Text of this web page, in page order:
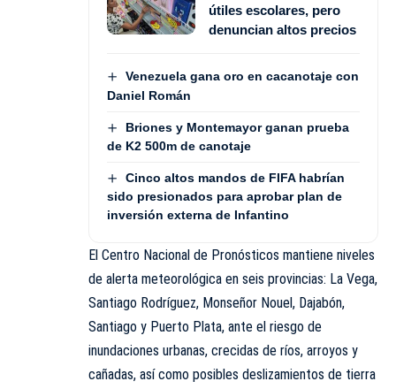
útiles escolares, pero
denuncian altos precios
Venezuela gana oro en cacanotaje con
Daniel Román
Briones y Montemayor ganan prueba
de K2 500m de canotaje
Cinco altos mandos de FIFA habrían
sido presionados para aprobar plan de
inversión externa de Infantino
El Centro Nacional de Pronósticos mantiene niveles
de alerta meteorológica en seis provincias: La Vega,
Santiago Rodríguez, Monseñor Nouel, Dajabón,
Santiago y Puerto Plata, ante el riesgo de
inundaciones urbanas, crecidas de ríos, arroyos y
cañadas, así como posibles deslizamientos de tierra